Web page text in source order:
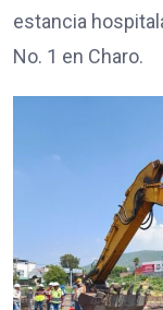
estancia
No. 1 en Charo.